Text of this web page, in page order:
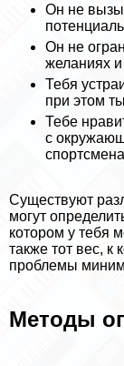
Он не
Он не
желаниях и
Тебя
при этом
Тебе
с
Существуют
могут
котором у тебя
также тот вес, к
проблемы
Методы